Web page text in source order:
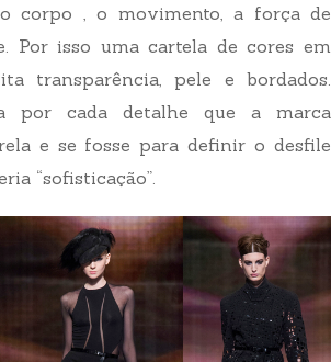
corpo , o movimento, a força de
Por isso uma cartela de cores em
transparência, pele e bordados.
por cada detalhe que a marca
e se fosse para definir o desfile
“sofisticação”.